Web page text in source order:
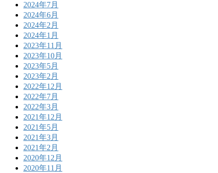
2024年7月
2024年6月
2024年2月
2024年1月
2023年11月
2023年10月
2023年5月
2023年2月
2022年12月
2022年7月
2022年3月
2021年12月
2021年5月
2021年3月
2021年2月
2020年12月
2020年11月